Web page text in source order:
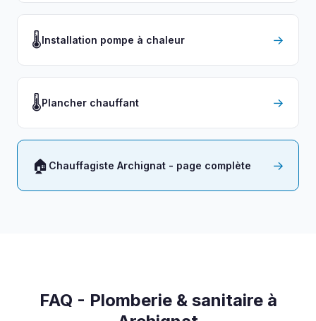
🌡️Installation pompe à chaleur →
🌡️Plancher chauffant →
🏠 Chauffagiste Archignat - page complète →
FAQ - Plomberie & sanitaire à